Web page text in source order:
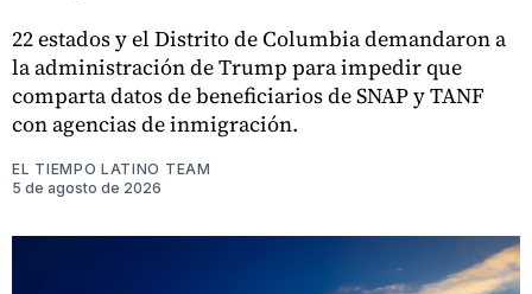
22 estados y el Distrito de Columbia demandaron a
la administración de Trump para impedir que
comparta datos de beneficiarios de SNAP y TANF
con agencias de inmigración.
EL TIEMPO LATINO TEAM
5 de agosto de 2026